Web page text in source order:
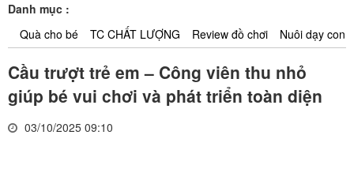
Danh mục :
Quà cho bé
TC CHẤT LƯỢNG Review đồ chơi Nuôi dạy con
Cầu trượt trẻ em – Công viên thu nhỏ
giúp bé vui chơi và phát triển toàn diện
03/10/2025 09:10